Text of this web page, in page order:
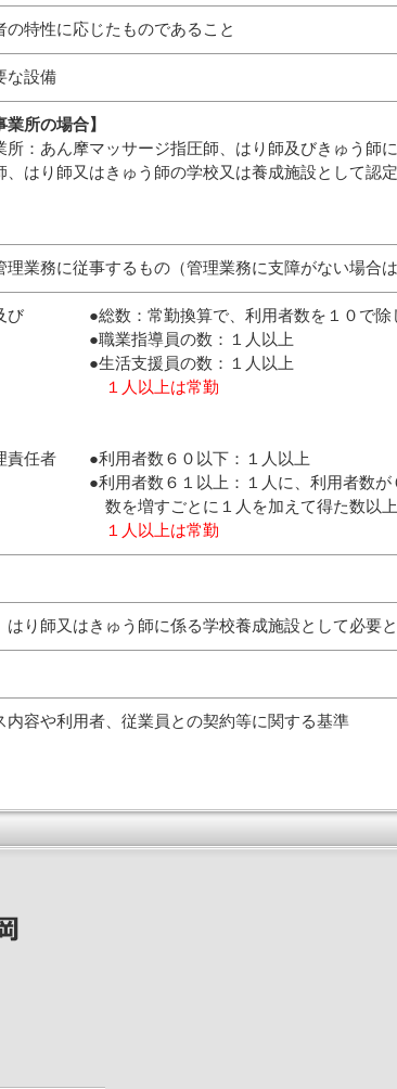
性に応じたものであること
な設備
所の場合】
：あん摩マッサージ指圧師、はり師及びきゅう師
、はり師又はきゅう師の学校又は養成施設として認
に従事するもの（管理業務に支障がない場合は
●総数：常勤換算で、利用者数を１０で除
指導員の数：１人以上
の数：１人以上
１人以上は常勤
●利用者数６０以下：１人以上
：１人に、利用者数が６０人を
に１人を加えて得た数以上
１人以上は常勤
はり師又はきゅう師に係る学校養成施設として必要
内容や利用者、従業員との契約等に関する基準